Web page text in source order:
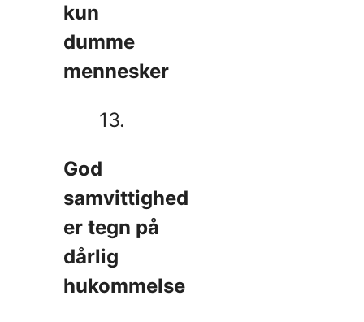
kun
dumme
mennesker
13.
God
samvittighed
er tegn på
dårlig
hukommelse